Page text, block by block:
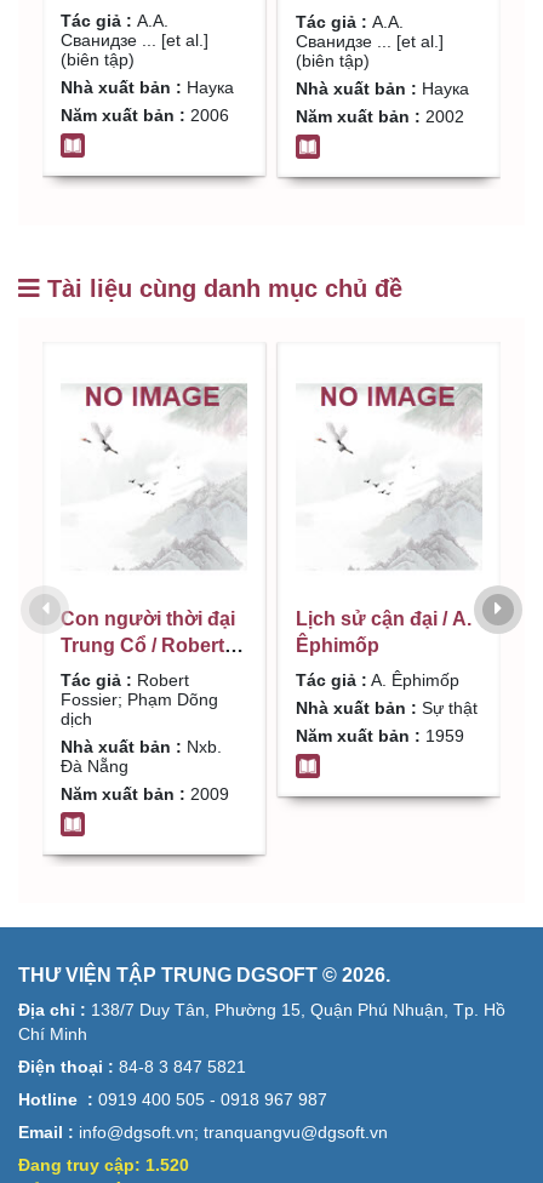
Сванидзе ... [et al.]
(biên tập)
Tác giả : А.А.
Сванидзе ... [et al.]
(biên tập)
Nhà xuất bản : Наука
Năm xuất bản : 2006
Сванидзе ... [et al.]
(biên tập)
Tác giả : А.А.
Сванидзе ... [et al.]
(biên tập)
Nhà xuất bản : Наука
Năm xuất bản : 2002
Tài liệu cùng danh mục chủ đề
Con người thời đại
Trung Cổ / Robert
Fossier; Phạm
Dõng dịch
Tác giả : Robert
Fossier; Phạm Dõng
dịch
Nhà xuất bản : Nxb.
Đà Nẵng
Năm xuất bản : 2009
Lịch sử cận đại / A.
Êphimốp
Tác giả : A. Êphimốp
Nhà xuất bản : Sự thật
Năm xuất bản : 1959
THƯ VIỆN TẬP TRUNG DGSOFT © 2026.
Địa chỉ : 138/7 Duy Tân, Phường 15, Quận Phú Nhuận, Tp. Hồ
Chí Minh
Điện thoại : 84-8 3 847 5821
Hotline : 0919 400 505 - 0918 967 987
Email : info@dgsoft.vn; tranquangvu@dgsoft.vn
Đang truy cập: 1.520